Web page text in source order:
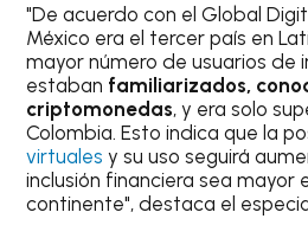
"De acuerdo con el Global
México era el tercer país en
mayor número de usuarios de
estaban familiarizados,
criptomonedas, y era solo
Colombia. Esto indica que la
virtuales y su uso seguirá
inclusión financiera sea mayor
continente", destaca el